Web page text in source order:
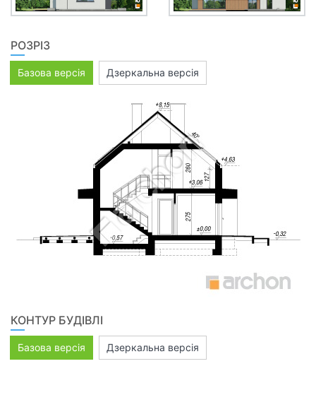
РОЗРІЗ
Базова версія Дзеркальна версія
КОНТУР БУДІВЛІ
Базова версія Дзеркальна версія